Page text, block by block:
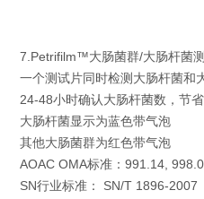
7.Petrifilm™大肠菌群/大肠杆菌
一个测试片同时检测大肠杆菌和
24-48小时确认大肠杆菌数，节
大肠杆菌显示为蓝色带气泡
其他大肠菌群为红色带气泡
AOAC OMA标准：991.14,
SN行业标准： SN/T 1896-2007